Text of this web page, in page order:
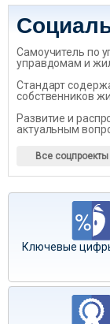
Самоучитель по
управдомам и
Стандарт
собственников
Развитие и
актуальным
Все
Ключевые